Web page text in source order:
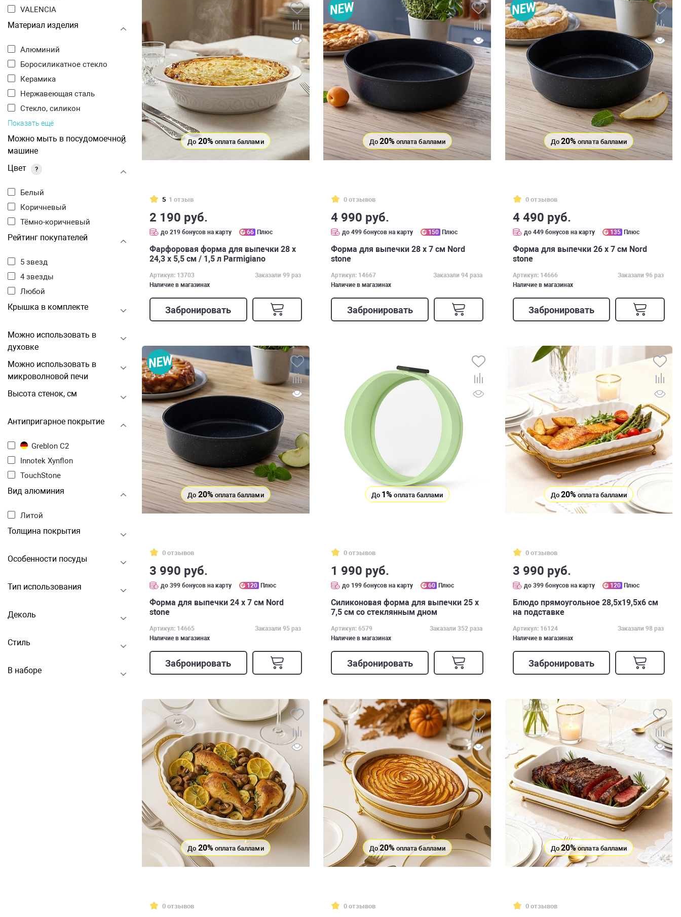
VALENCIA
Материал изделия
Алюминий
Боросиликатное стекло
Керамика
Нержавеющая сталь
Стекло, силикон
Показать ещё
Можно мыть в посудомоечной
машине
Цвет
?
Белый
Коричневый
Тёмно-коричневый
Рейтинг покупателей
5 звезд
4 звезды
Любой
Крышка в комплекте
Можно использовать в
духовке
Можно использовать в
микроволновой печи
Высота стенок, см
Антипригарное покрытие
Greblon C2
Innotek Xynflon
TouchStone
Вид алюминия
Литой
Толщина покрытия
Особенности посуды
Тип использования
Деколь
Стиль
В наборе
До 20% оплата баллами
5 1 отзыв
2 190 руб.
до 219 бонусов на карту 66 Плюс
Фарфоровая форма для выпечки 28 х
24,3 х 5,5 см / 1,5 л Parmigiano
Артикул: 13703
Заказали 99 раз
Наличие в магазинах
Забронировать
До 20% оплата баллами
0 отзывов
4 990 руб.
до 499 бонусов на карту 150 Плюс
Форма для выпечки 28 х 7 см Nord
stone
Артикул: 14667
Заказали 94 раза
Наличие в магазинах
Забронировать
До20% оплата баллами
0 отзывов
4 490 руб.
до 449 бонусов на карту 135 Плюс
Форма для выпечки 26 х 7 см Nord
stone
Артикул: 14666
Заказали 96 раз
Наличие в магазинах
Забронировать
До 20% оплата баллами
0 отзывов
3 990 руб.
до 399 бонусов на карту 120 Плюс
Форма для выпечки 24 х 7 см Nord
stone
Артикул: 14665
Заказали 95 раз
Наличие в магазинах
Забронировать
До 1% оплата баллами
0 отзывов
1 990 руб.
до 199 бонусов на карту 60 Плюс
Силиконовая форма для выпечки 25 х
7,5 см со стеклянным дном
Артикул: 6579
Заказали 352 раза
Наличие в магазинах
Забронировать
До20% оплата баллами
0 отзывов
3 990 руб.
до 399 бонусов на карту 120 Плюс
Блюдо прямоугольное 28,5х19,5х6 см
на подставке
Артикул: 16124
Заказали 98 раз
Наличие в магазинах
Забронировать
До 20% оплата баллами
0 отзывов
До20%оплата баллами
0 отзывов
До20%оплата баллами
0 отзывов